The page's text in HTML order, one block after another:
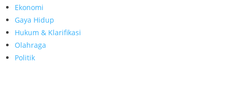
Ekonomi
Gaya Hidup
Hukum & Klarifikasi
Olahraga
Politik